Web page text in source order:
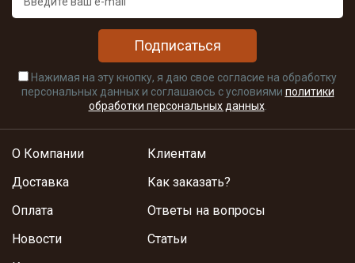
Подписаться
Нажимая на эту кнопку, я даю свое согласие на обработку
персональных данных и соглашаюсь с условиями политики
обработки персональных данных.
О Компании
Доставка
Оплата
Новости
Клиентам
Как заказать?
Ответы на вопросы
Статьи